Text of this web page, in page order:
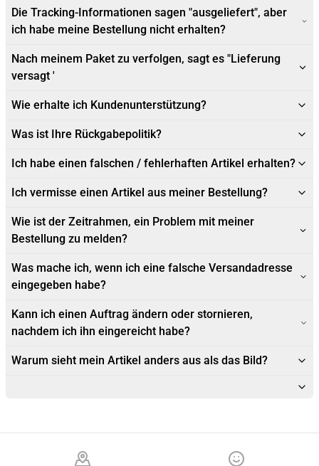
Die Tracking-Informationen sagen "ausgeliefert", aber
ich habe meine Bestellung nicht erhalten?
Nach meinem Paket zu verfolgen, sagt es "Lieferung
versagt '
Wie erhalte ich Kundenunterstützung?
Was ist Ihre Rückgabepolitik?
Ich habe einen falschen / fehlerhaften Artikel erhalten?
Ich vermisse einen Artikel aus meiner Bestellung?
Wie ist der Zeitrahmen, ein Problem mit meiner
Bestellung zu melden?
Was mache ich, wenn ich eine falsche Versandadresse
eingegeben habe?
Kann ich einen Auftrag ändern oder stornieren,
nachdem ich ihn eingereicht habe?
Warum sieht mein Artikel anders aus als das Bild?